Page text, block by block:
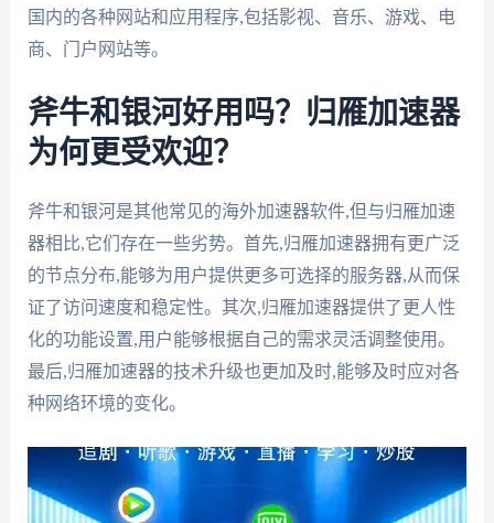
国内的各种网站和应用程序,包括影视、音乐、游戏、电
商、门户网站等。
斧牛和银河好用吗？归雁加速器
为何更受欢迎？
斧牛和银河是其他常见的海外加速器软件,但与归雁加速
器相比,它们存在一些劣势。首先,归雁加速器拥有更广泛
的节点分布,能够为用户提供更多可选择的服务器,从而保
证了访问速度和稳定性。其次,归雁加速器提供了更人性
化的功能设置,用户能够根据自己的需求灵活调整使用。
最后,归雁加速器的技术升级也更加及时,能够及时应对各
种网络环境的变化。